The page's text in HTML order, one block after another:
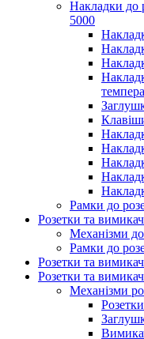
Накладки до
5000
Рамки до
Розетки та
Механізми
Рамки до
Розетки та
Розетки та
Механізми